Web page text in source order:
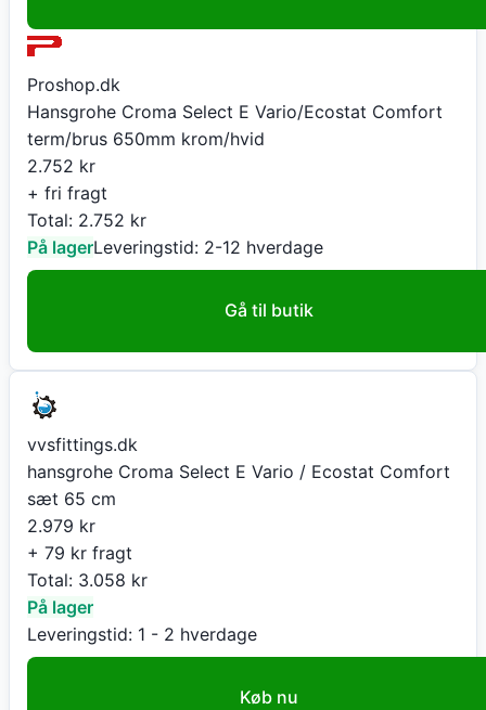
Proshop.dk
Hansgrohe Croma Select E Vario/Ecostat Comfort
term/brus 650mm krom/hvid
2.752 kr
+ fri fragt
Total: 2.752 kr
På lagerLeveringstid: 2-12 hverdage
Gå til butik
vvsfittings.dk
hansgrohe Croma Select E Vario / Ecostat Comfort
sæt 65 cm
2.979 kr
+ 79 kr fragt
Total: 3.058 kr
På lager
Leveringstid: 1 - 2 hverdage
Køb nu